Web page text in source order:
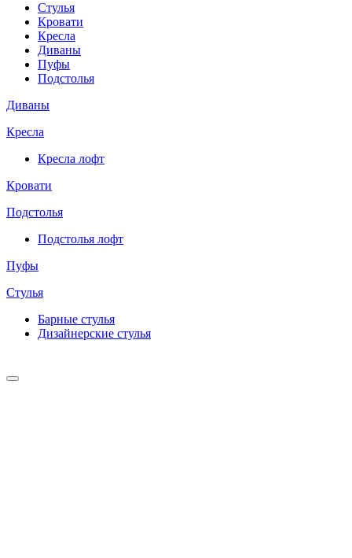
Стулья
Кровати
Кресла
Диваны
Пуфы
Подстолья
Диваны
Кресла
Кресла лофт
Кровати
Подстолья
Подстолья лофт
Пуфы
Стулья
Барные cтулья
Дизайнерские cтулья